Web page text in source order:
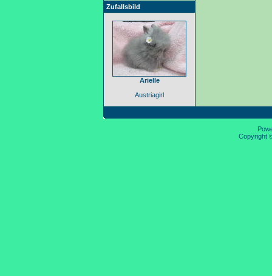
Zufallsbild
Arielle
Austriagirl
Copyright